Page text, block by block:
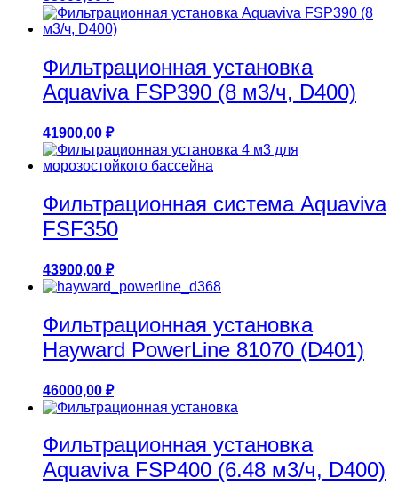
Фильтрационная установка
Aquaviva FSP390 (8 м3/ч, D400)
41900,00 ₽
Фильтрационная система Aquaviva
FSF350
43900,00 ₽
Фильтрационная установка
Hayward PowerLine 81070 (D401)
46000,00 ₽
Фильтрационная установка
Aquaviva FSP400 (6.48 м3/ч, D400)